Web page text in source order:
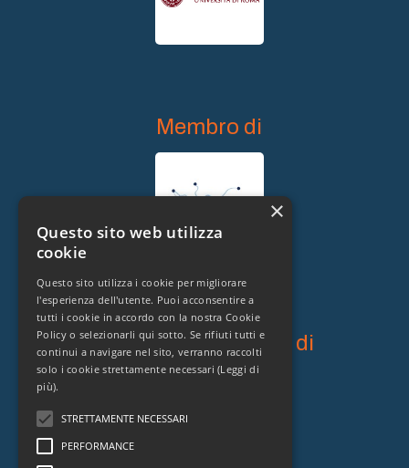
Membro di
Proprietario legale di
×
Questo sito web utilizza
cookie
Questo sito utilizza i cookie per migliorare
l'esperienza dell'utente. Puoi acconsentire a
tutti i cookie in accordo con la nostra Cookie
Policy o selezionarli qui sotto. Se rifiuti tutti e
continui a navigare nel sito, verranno raccolti
solo i cookie strettamente necessari (Leggi di
più).
STRETTAMENTE NECESSARI
PERFORMANCE